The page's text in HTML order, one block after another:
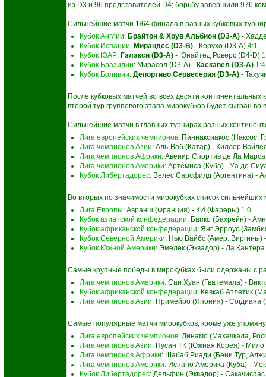
из D3 и 96 представителей D4; борьбу завершили 976
Сильнейшие матчи 1/64 финала в разных кубковых
Кубок Англии: Брайтон & Хоув Альбион (D3-A) -
Кубок Испании: Мирандес (D3-B) - Корухо (D3-A) 4:1
Кубок ЮАР: Гэлэкси (D3-A) - Юнайтед Роверс (D4-D)
Кубок Бразилии: Мирасол (D3-A) - Каскавел (D3-A) 1:4
Кубок Боливии: Депортиво Сервесерия (D3-A) -
После кубковых матчей во всех десяти
второй тур группового этапа мирокубков будет сыгран во
Сильнейшие матчи в главных турнирах разных
Лига европейских чемпионов: Паннаксиакос (Наксос,
Лига чемпионов Азии: Аль-Ваб (Катар) - Киллер
Лига чемпионов Африки: Авенир Спортив де Ла
Лига чемпионов Америки: Артемиса (Куба) - Уа де
Кубок Либертадорес: Велес Сарсфилд (Аргентина) -
Во вторых по значимости мирокубках список сильнейших
Лига Европы: Авранш (Франция) - КИ (Фареры) 1:0
Кубок азиатской конфедерации: Бапко (Бахрейн) -
Кубок африканской конфедерации: Янг Эрроус
Кубок Северной Америки: Нью Вайбс (Амер.
Кубок Южной Америки: Эмелек (Эквадор) - Ла
Самые крупные победы в мирокубках были одержаны с
Лига чемпионов Америки: Сан Хуан (Гватемала) -
Кубок африканской конфедерации: Кевкаб Атлетик
Лига чемпионов Азии: Примейро (Япония) - Согдиана
Самые популярные матчи мирокубков, кроме уже
Лига европейских чемпионов: Динамо (Махачкала,
Лига чемпионов Азии: Пусан ТК (Южная Корея) - Мило
Лига чемпионов Африки: Шабаб Риади (Бени Тур,
Лига чемпионов Америки: Испано Америка (Куба) -
Кубок Либертадорес: Дельфин (Эквадор) -